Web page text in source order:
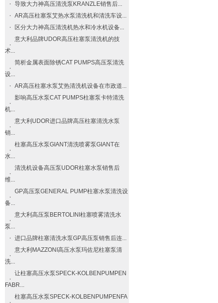
导致大力神高压清洗泵​KRANZLE​销售后...
AR高压柱塞泵艾热水泵清洗机和清洗车设...
区分大力神高压清洗机热水和冷水机设备...
意大利品牌UDOR高压柱塞泵清洗机的技
术...
简析金属表面除锈CAT PUMPS高压泵清洗
设...
AR高压柱塞水泵艾热清洗机设备在市政道...
影响高压水泵CAT PUMPS柱塞泵卡特清洗
机...
意大利UDOR进口品牌高压柱塞清洗水泵
销...
柱塞高压水泵GIANT清洗喷雾泵GIANT在
水...
清洗机设备高压泵UDOR柱塞水泵销售后
维...
GP高压泵GENERAL PUMP柱塞水泵清洗设
备...
意大利高压泵BERTOLINI柱塞喷雾清洗水
泵...
进口品牌柱塞清洗水泵GP高压泵销售后连...
意大利MAZZONI高压水泵玛佐尼柱塞泵清
洗...
让柱塞高压水泵SPECK-KOLBENPUMPEN
FABR...
柱塞高压水泵SPECK-KOLBENPUMPENFA